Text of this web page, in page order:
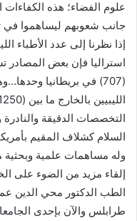
علوم الفضاء؛ هذه الكفاءات
جانب شعوبهم ليساهموا في
إذا نظرنا إلى عدد الأطباء
(707) في بريطانيا
التخصصات الدقيقة
السلام كشلاف المقيم
وله مساهمات علمية وبحثية
إلقاء مزيد من الضوء على
الطب الدكتور محي الدين
طرابلس والآن بإحدى